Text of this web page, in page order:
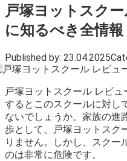
戸塚ヨットスク
に知るべき全情報
Published by: 23.04.2025
戸塚ヨットスクール レビ
するとこのスクールに対し
ないでしょうか。家族の進
歩として、戸塚ヨットスク
りません。しかし、スクー
のは非常に危険です。